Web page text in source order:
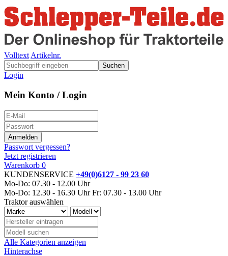
Volltext Artikelnr.
Suchen
Login
Mein Konto / Login
Passwort vergessen?
Jetzt registrieren
Warenkorb 0
KUNDENSERVICE +49(0)6127 - 99 23 60
Mo-Do: 07.30 - 12.00 Uhr
Mo-Do: 12.30 - 16.30 Uhr Fr: 07.30 - 13.00 Uhr
Traktor auswählen
Alle Kategorien anzeigen
Hinterachse